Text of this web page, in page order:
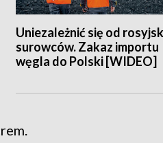
Uniezależnić się od
surowców. Zakaz importu
węgla do Polski [WIDEO]